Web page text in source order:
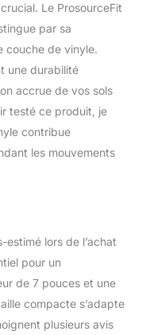
de 5 à 20
les
la
Le ProsourceFit
par sa
couche de vinyle.
une durabilité
accrue de vos sols
testé ce produit, je
contribue
les mouvements
lors de l’achat
pour un
de 7 pouces et une
compacte s’adapte
plusieurs avis